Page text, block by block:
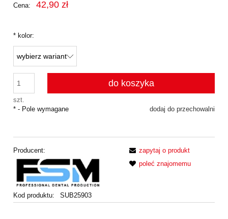
Cena: 42,90 zł
* kolor:
szt.
do koszyka
dodaj do przechowalni
* - Pole wymagane
Producent:
Kod produktu: SUB25903
zapytaj o produkt
poleć znajomemu